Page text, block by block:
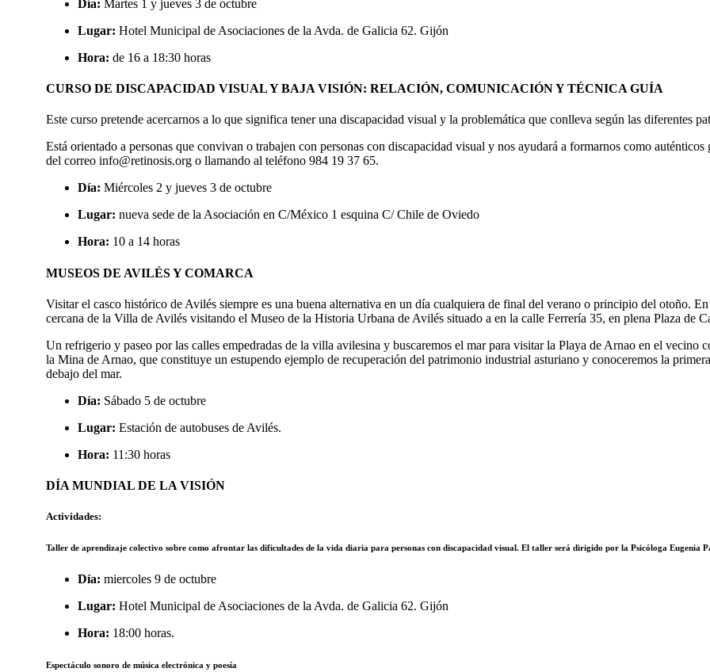
Día: Martes 1 y jueves 3 de octubre
Lugar: Hotel Municipal de Asociaciones de la Avda. de Galicia 62. Gijón
Hora: de 16 a 18:30 horas
CURSO DE DISCAPACIDAD VISUAL Y BAJA VISIÓN: RELACIÓN, COMUNICACIÓN Y TÉCNICA GUÍA
Este curso pretende acercarnos a lo que significa tener una discapacidad visual y la problemática que conlleva según las diferentes
Está orientado a personas que convivan o trabajen con personas con discapacidad visual y nos ayudará a formarnos como
del correo info@retinosis.org o llamando al teléfono 984 19 37 65.
Día: Miércoles 2 y jueves 3 de octubre
Lugar: nueva sede de la Asociación en C/México 1 esquina C/ Chile de Oviedo
Hora: 10 a 14 horas
MUSEOS DE AVILÉS Y COMARCA
Visitar el casco histórico de Avilés siempre es una buena alternativa en un día cualquiera de final del verano o principio del otoño.
cercana de la Villa de Avilés visitando el Museo de la Historia Urbana de Avilés situado a en la calle Ferrería 35, en plena Plaza de
Un refrigerio y paseo por las calles empedradas de la villa avilesina y buscaremos el mar para visitar la Playa de Arnao en el
la Mina de Arnao, que constituye un estupendo ejemplo de recuperación del patrimonio industrial asturiano y conoceremos la
debajo del mar.
Día: Sábado 5 de octubre
Lugar: Estación de autobuses de Avilés.
Hora: 11:30 horas
DÍA MUNDIAL DE LA VISIÓN
Actividades:
Taller de aprendizaje colectivo sobre como afrontar las dificultades de la vida diaria para personas con discapacidad visual. El taller será dirigido por la Psicóloga Eugenia
Día: miercoles 9 de octubre
Lugar: Hotel Municipal de Asociaciones de la Avda. de Galicia 62. Gijón
Hora: 18:00 horas.
Espectáculo sonoro de música electrónica y poesía